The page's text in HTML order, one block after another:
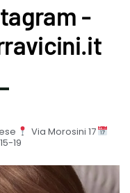
-
Via Morosini 17
19